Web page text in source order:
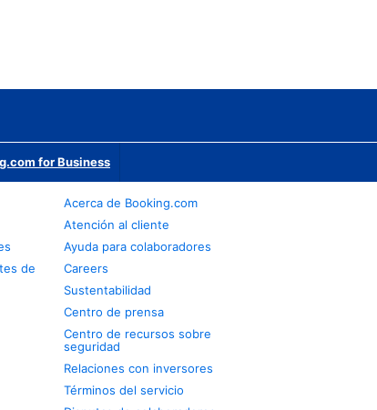
for Business
de
Acerca de Booking.com
Atención al cliente
Ayuda para colaboradores
Careers
Sustentabilidad
Centro de prensa
Centro de recursos sobre
seguridad
Relaciones con inversores
Términos del servicio